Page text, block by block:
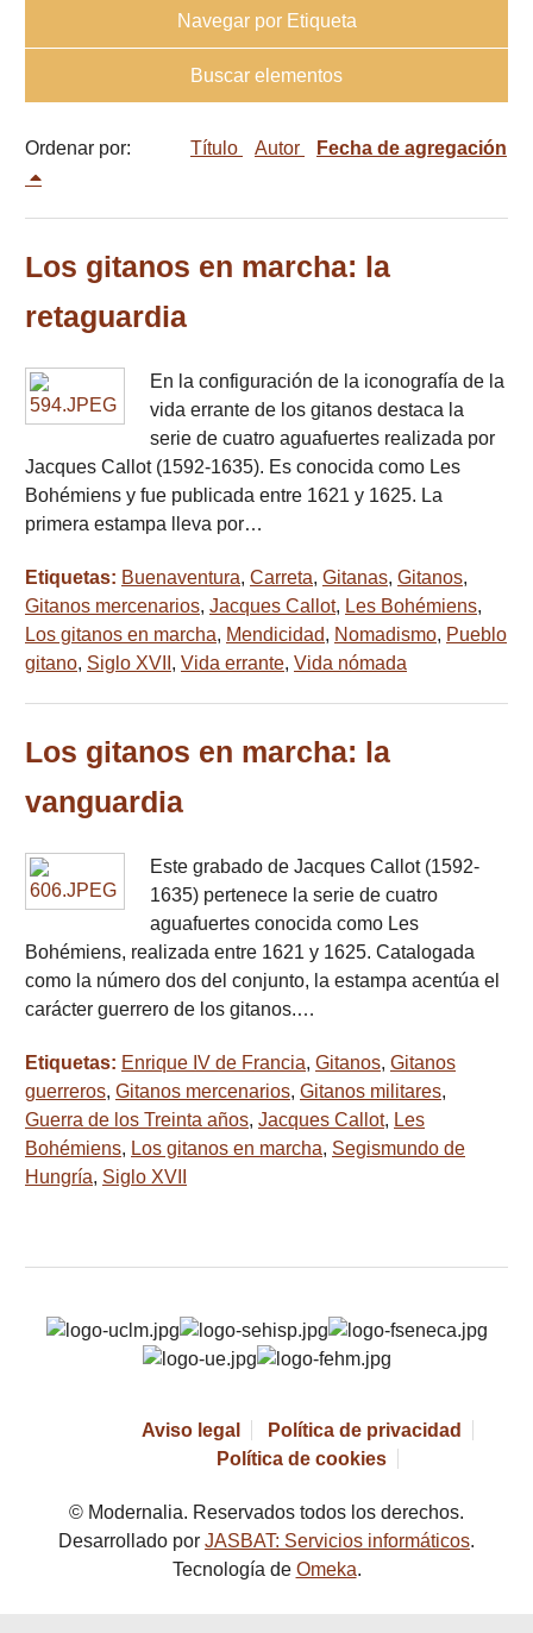
Navegar por Etiqueta
Buscar elementos
Ordenar por: Título Autor Fecha de agregación
Los gitanos en marcha: la
retaguardia
En la configuración de la iconografía de la
vida errante de los gitanos destaca la
serie de cuatro aguafuertes realizada por
Jacques Callot (1592-1635). Es conocida como Les
Bohémiens y fue publicada entre 1621 y 1625. La
primera estampa lleva por…
Etiquetas: Buenaventura, Carreta, Gitanas, Gitanos,
Gitanos mercenarios, Jacques Callot, Les Bohémiens,
Los gitanos en marcha, Mendicidad, Nomadismo, Pueblo
gitano, Siglo XVII , Vida errante, Vida nómada
Los gitanos en marcha: la
vanguardia
Este grabado de Jacques Callot (1592-
1635) pertenece la serie de cuatro
aguafuertes conocida como Les
Bohémiens, realizada entre 1621 y 1625. Catalogada
como la número dos del conjunto, la estampa acentúa el
carácter guerrero de los gitanos.…
Etiquetas: Enrique IV de Francia, Gitanos, Gitanos
guerreros, Gitanos mercenarios, Gitanos militares,
Guerra de los Treinta años, Jacques Callot, Les
Bohémiens, Los gitanos en marcha, Segismundo de
Hungría, Siglo XVII
Aviso legal
Política de privacidad
Política de cookies
© Modernalia. Reservados todos los derechos.
Desarrollado por JASBAT: Servicios informáticos.
Tecnología de Omeka.